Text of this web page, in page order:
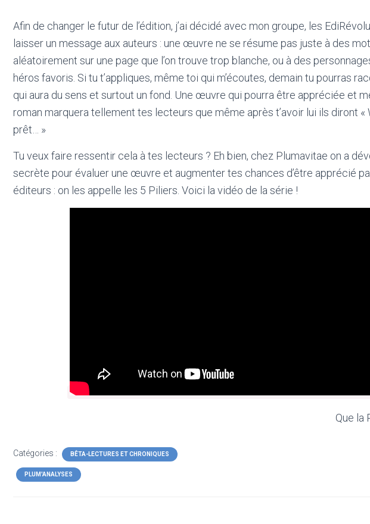
Afin de changer le futur de l’édition, j’ai décidé avec mon groupe, les
laisser un message aux auteurs : une œuvre ne se résume pas juste à des
aléatoirement sur une page que l’on trouve trop blanche, ou à des
héros favoris. Si tu t’appliques, même toi qui m’écoutes, demain tu pourras
qui aura du sens et surtout un fond. Une œuvre qui pourra être appréciée et
roman marquera tellement tes lecteurs que même après t’avoir lui ils diront «
prêt… »
Tu veux faire ressentir cela à tes lecteurs ? Eh bien, chez Plumavitae on a
secrète pour évaluer une œuvre et augmenter tes chances d’être apprécié
éditeurs : on les appelle les 5 Piliers. Voici la vidéo de la série !
Que la
Catégories : BÊTA-LECTURES ET CHRONIQUES
PLUM'ANALYSES